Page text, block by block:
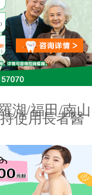
湖/福田/南山
使用長者醫